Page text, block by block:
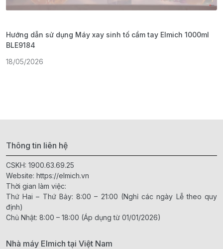
Hướng dẫn sử dụng Máy xay sinh tố cầm tay Elmich 1000ml
BLE9184
18/05/2026
Thông tin liên hệ
CSKH: 1900.63.69.25
Website: https://elmich.vn
Thời gian làm việc:
Thứ Hai – Thứ Bảy: 8:00 – 21:00 (Nghỉ các ngày Lễ theo quy
định)
Chủ Nhật: 8:00 – 18:00 (Áp dụng từ 01/01/2026)
Nhà máy Elmich tại Việt Nam